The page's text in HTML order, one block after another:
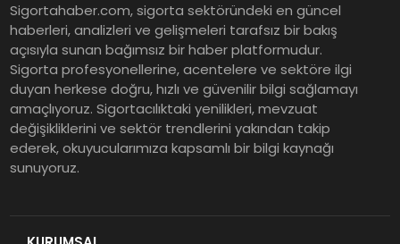
Sigortahaber.com, sigorta sektöründeki en güncel
haberleri, analizleri ve gelişmeleri tarafsız bir bakış
açısıyla sunan bağımsız bir haber platformudur.
Sigorta profesyonellerine, acentelere ve sektöre ilgi
duyan herkese doğru, hızlı ve güvenilir bilgi sağlamayı
amaçlıyoruz. Sigortacılıktaki yenilikleri, mevzuat
değişikliklerini ve sektör trendlerini yakından takip
ederek, okuyucularımıza kapsamlı bir bilgi kaynağı
sunuyoruz.